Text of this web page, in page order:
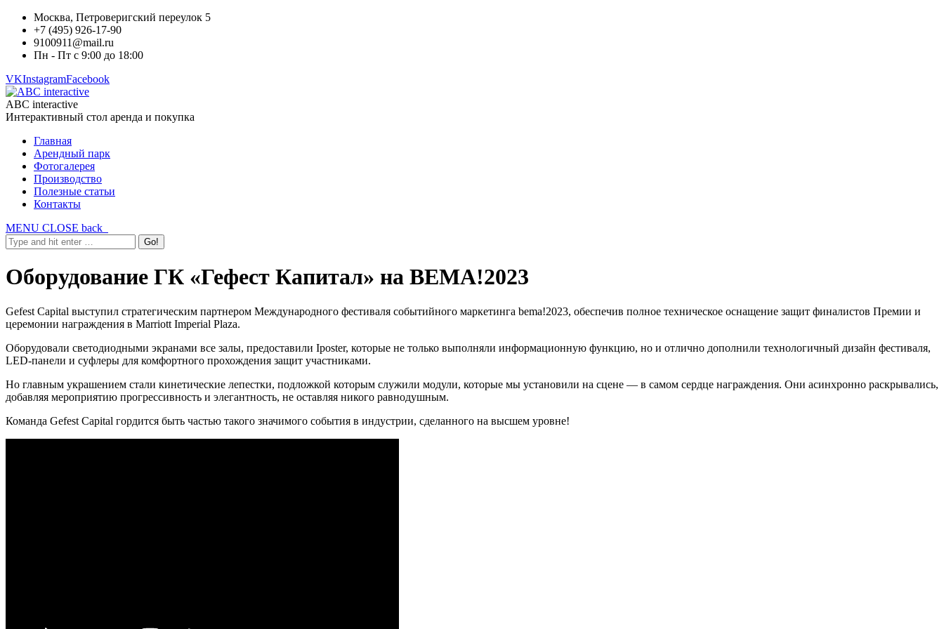
Москва, Петроверигский переулок 5
+7 (495) 926-17-90
9100911@mail.ru
Пн - Пт с 9:00 до 18:00
VKInstagramFacebook
ABC interactive
Интерактивный стол аренда и покупка
Главная
Арендный парк
Фотогалерея
Производство
Полезные статьи
Контакты
MENU CLOSE back
Оборудование ГК «Гефест Капитал» на BEMA!2023
Gefest Capital выступил стратегическим партнером Международного фестиваля событийного маркетинга bema!2023, обеспечив полное техническое оснащение защит финалистов Премии и
церемонии награждения в Marriott Imperial Plaza.
Оборудовали светодиодными экранами все залы, предоставили Iposter, которые не только выполняли информационную функцию, но и отлично дополнили технологичный дизайн фестиваля,
LED-панели и суфлеры для комфортного прохождения защит участниками.
Но главным украшением стали кинетические лепестки, подложкой которым служили модули, которые мы установили на сцене — в самом сердце награждения. Они асинхронно раскрывались,
добавляя мероприятию прогрессивность и элегантность, не оставляя никого равнодушным.
Команда Gefest Capital гордится быть частью такого значимого события в индустрии, сделанного на высшем уровне!